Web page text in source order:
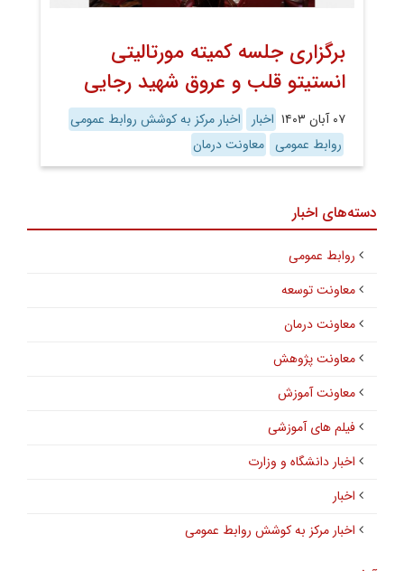
برگزاری جلسه کمیته مورتالیتی
انستیتو قلب و عروق شهید رجایی
۰۷ آبان ۱۴۰۳ اخبار
اخبار مرکز به کوشش روابط عمومی
روابط عمومی معاونت درمان
دسته‌های اخبار
روابط عمومی
معاونت توسعه
معاونت درمان
معاونت پژوهش
معاونت آموزش
فیلم های آموزشی
اخبار دانشگاه و وزارت
اخبار
اخبار مرکز به کوشش روابط عمومی